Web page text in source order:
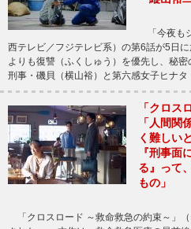
「今夜も
西テレビ／フジテレビ系）の第6話が5日
よりも復讐（ふくしゅう）を優先し、秘
刑事・磯貝（横山裕）と第六感女子ヒナ
「クロス
「人間関
く難しい
『刑事面
る』って
もの」
「クロスロード ～救命救急の約束～」